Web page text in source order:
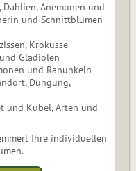
Anemonen und
und Schnittblumen-
Krokusse
Gladiolen
und Ranunkeln
Düngung,
und Kübel, Arten und
Ihre individuellen